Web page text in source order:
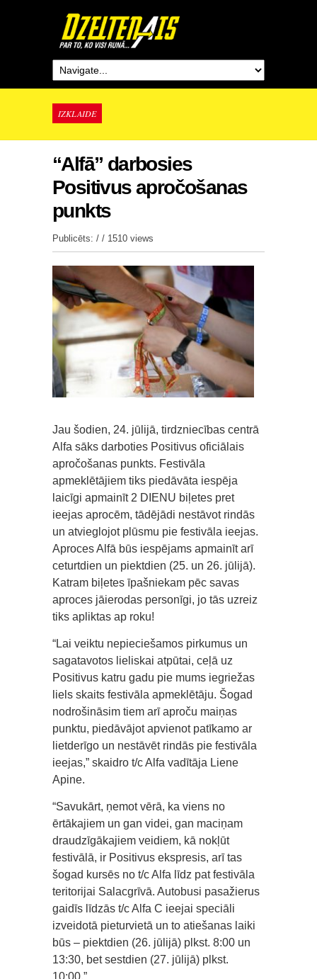
IZKLAIDE
“Alfā” darbosies
Positivus apročošanas
punkts
Publicēts: / / 1510 views
Jau šodien, 24. jūlijā, tirdzniecības centrā
Alfa sāks darboties Positivus oficiālais
apročošanas punkts. Festivāla
apmeklētājiem tiks piedāvāta iespēja
laicīgi apmainīt 2 DIENU biļetes pret
ieejas aprocēm, tādējādi nestāvot rindās
un atvieglojot plūsmu pie festivāla ieejas.
Aproces Alfā būs iespējams apmainīt arī
ceturtdien un piektdien (25. un 26. jūlijā).
Katram biļetes īpašniekam pēc savas
aproces jāierodas personīgi, jo tās uzreiz
tiks apliktas ap roku!
“Lai veiktu nepieciešamos pirkumus un
sagatavotos lieliskai atpūtai, ceļā uz
Positivus katru gadu pie mums iegriežas
liels skaits festivāla apmeklētāju. Šogad
nodrošināsim tiem arī aproču maiņas
punktu, piedāvājot apvienot patīkamo ar
lietderīgo un nestāvēt rindās pie festivāla
ieejas,” skaidro t/c Alfa vadītāja Liene
Apine.
“Savukārt, ņemot vērā, ka viens no
ērtākajiem un gan videi, gan maciņam
draudzīgākajiem veidiem, kā nokļūt
festivālā, ir Positivus ekspresis, arī tas
šogad kursēs no t/c Alfa līdz pat festivāla
teritorijai Salacgrīvā. Autobusi pasažierus
gaidīs līdzās t/c Alfa C ieejai speciāli
izveidotā pieturvietā un to atiešanas laiki
būs – piektdien (26. jūlijā) plkst. 8:00 un
13:30, bet sestdien (27. jūlijā) plkst.